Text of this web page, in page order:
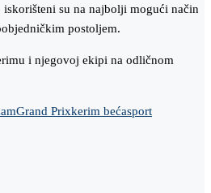
iskorišteni su na najbolji mogući način
postoljem.
i njegovoj ekipi na odličnom
Grand Prixkerim bećasport